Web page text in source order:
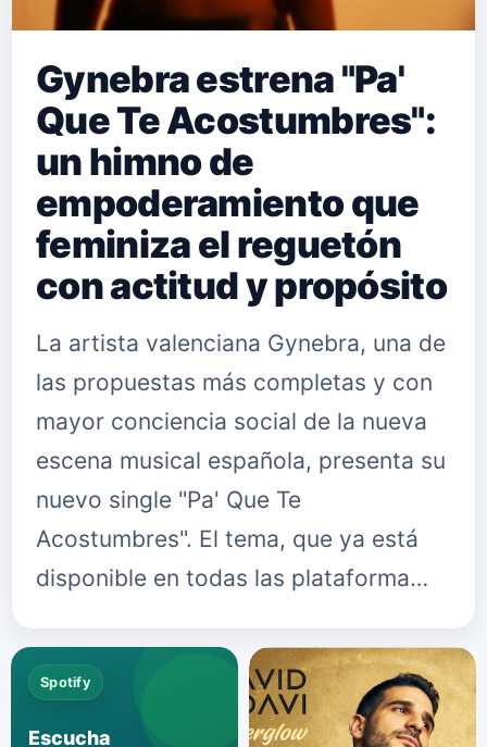
Gynebra estrena "Pa'
Que Te Acostumbres":
un himno de
empoderamiento que
feminiza el reguetón
con actitud y propósito
La artista valenciana Gynebra, una de
las propuestas más completas y con
mayor conciencia social de la nueva
escena musical española, presenta su
nuevo single "Pa' Que Te
Acostumbres". El tema, que ya está
disponible en todas las plataforma…
Spotify
Escucha